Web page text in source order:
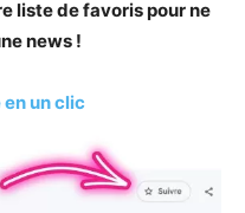
liste de favoris pour ne
news !
un clic